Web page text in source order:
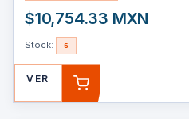
$10,754.33 MXN
Stock: 6
VER
AGREGAR